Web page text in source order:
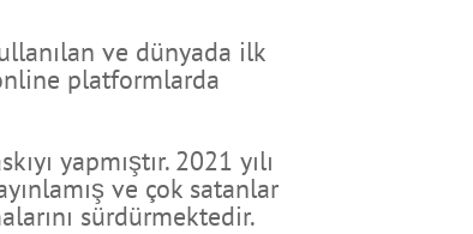
ve dünyada ilk
platformlarda
yapmıştır. 2021 yılı
ve çok satanlar
sürdürmektedir.